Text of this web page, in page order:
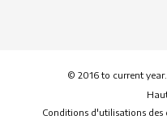
© 2016 to current year.
Conditions d'utilisations des